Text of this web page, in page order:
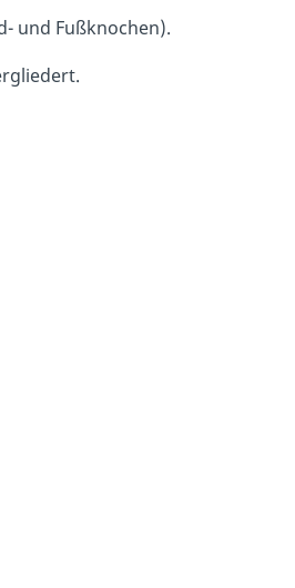
und Fußknochen).